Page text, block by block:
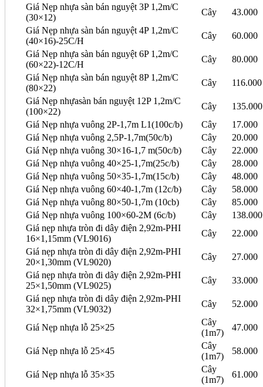
Giá Nẹp nhựa sàn bán nguyệt 3P 1,2m/C
(30×12)
Cây
43.000
Giá Nẹp nhựa sàn bán nguyệt 4P 1,2m/C
(40×16)-25C/H
Cây
60.000
Giá Nẹp nhựa sàn bán nguyệt 6P 1,2m/C
(60×22)-12C/H
Cây
80.000
Giá Nẹp nhựa sàn bán nguyệt 8P 1,2m/C
(80×22)
Cây
116.000
Giá Nẹp nhựasàn bán nguyệt 12P 1,2m/C
(100×22)
Cây
135.000
Giá Nẹp nhựa vuông 2P-1,7m L1(100c/b)
Cây
17.000
Giá Nẹp nhựa vuông 2,5P-1,7m(50c/b)
Cây
20.000
Giá Nẹp nhựa vuông 30×16-1,7 m(50c/b)
Cây
22.000
Giá Nẹp nhựa vuông 40×25-1,7m(25c/b)
Cây
28.000
Giá Nẹp nhựa vuông 50×35-1,7m(15c/b)
Cây
48.000
Giá Nẹp nhựa vuông 60×40-1,7m (12c/b)
Cây
58.000
Giá Nẹp nhựa vuông 80×50-1,7m (10cb)
Cây
85.000
Giá Nẹp nhựa vuông 100×60-2M (6c/b)
Cây
138.000
Giá nẹp nhựa tròn đi dây điện 2,92m-PHI
16×1,15mm (VL9016)
Cây
22.000
Giá nẹp nhựa tròn đi dây điện 2,92m-PHI
20×1,30mm (VL9020)
Cây
27.000
Giá nẹp nhựa tròn đi dây điện 2,92m-PHI
25×1,50mm (VL9025)
Cây
33.000
Giá nẹp nhựa tròn đi dây điện 2,92m-PHI
32×1,75mm (VL9032)
Cây 52.000
Giá Nẹp nhựa lỗ 25×25
Cây
(1m7)
47.000
Giá Nẹp nhựa lỗ 25×45
Cây
(1m7)
58.000
Giá Nẹp nhựa lỗ 35×35
Cây
(1m7)
61.000